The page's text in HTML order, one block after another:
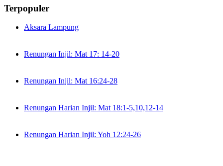
Terpopuler
Aksara Lampung
Renungan Injil: Mat 17: 14-20
Renungan Injil: Mat 16:24-28
Renungan Harian Injil: Mat 18:1-5,10,12-14
Renungan Harian Injil: Yoh 12:24-26